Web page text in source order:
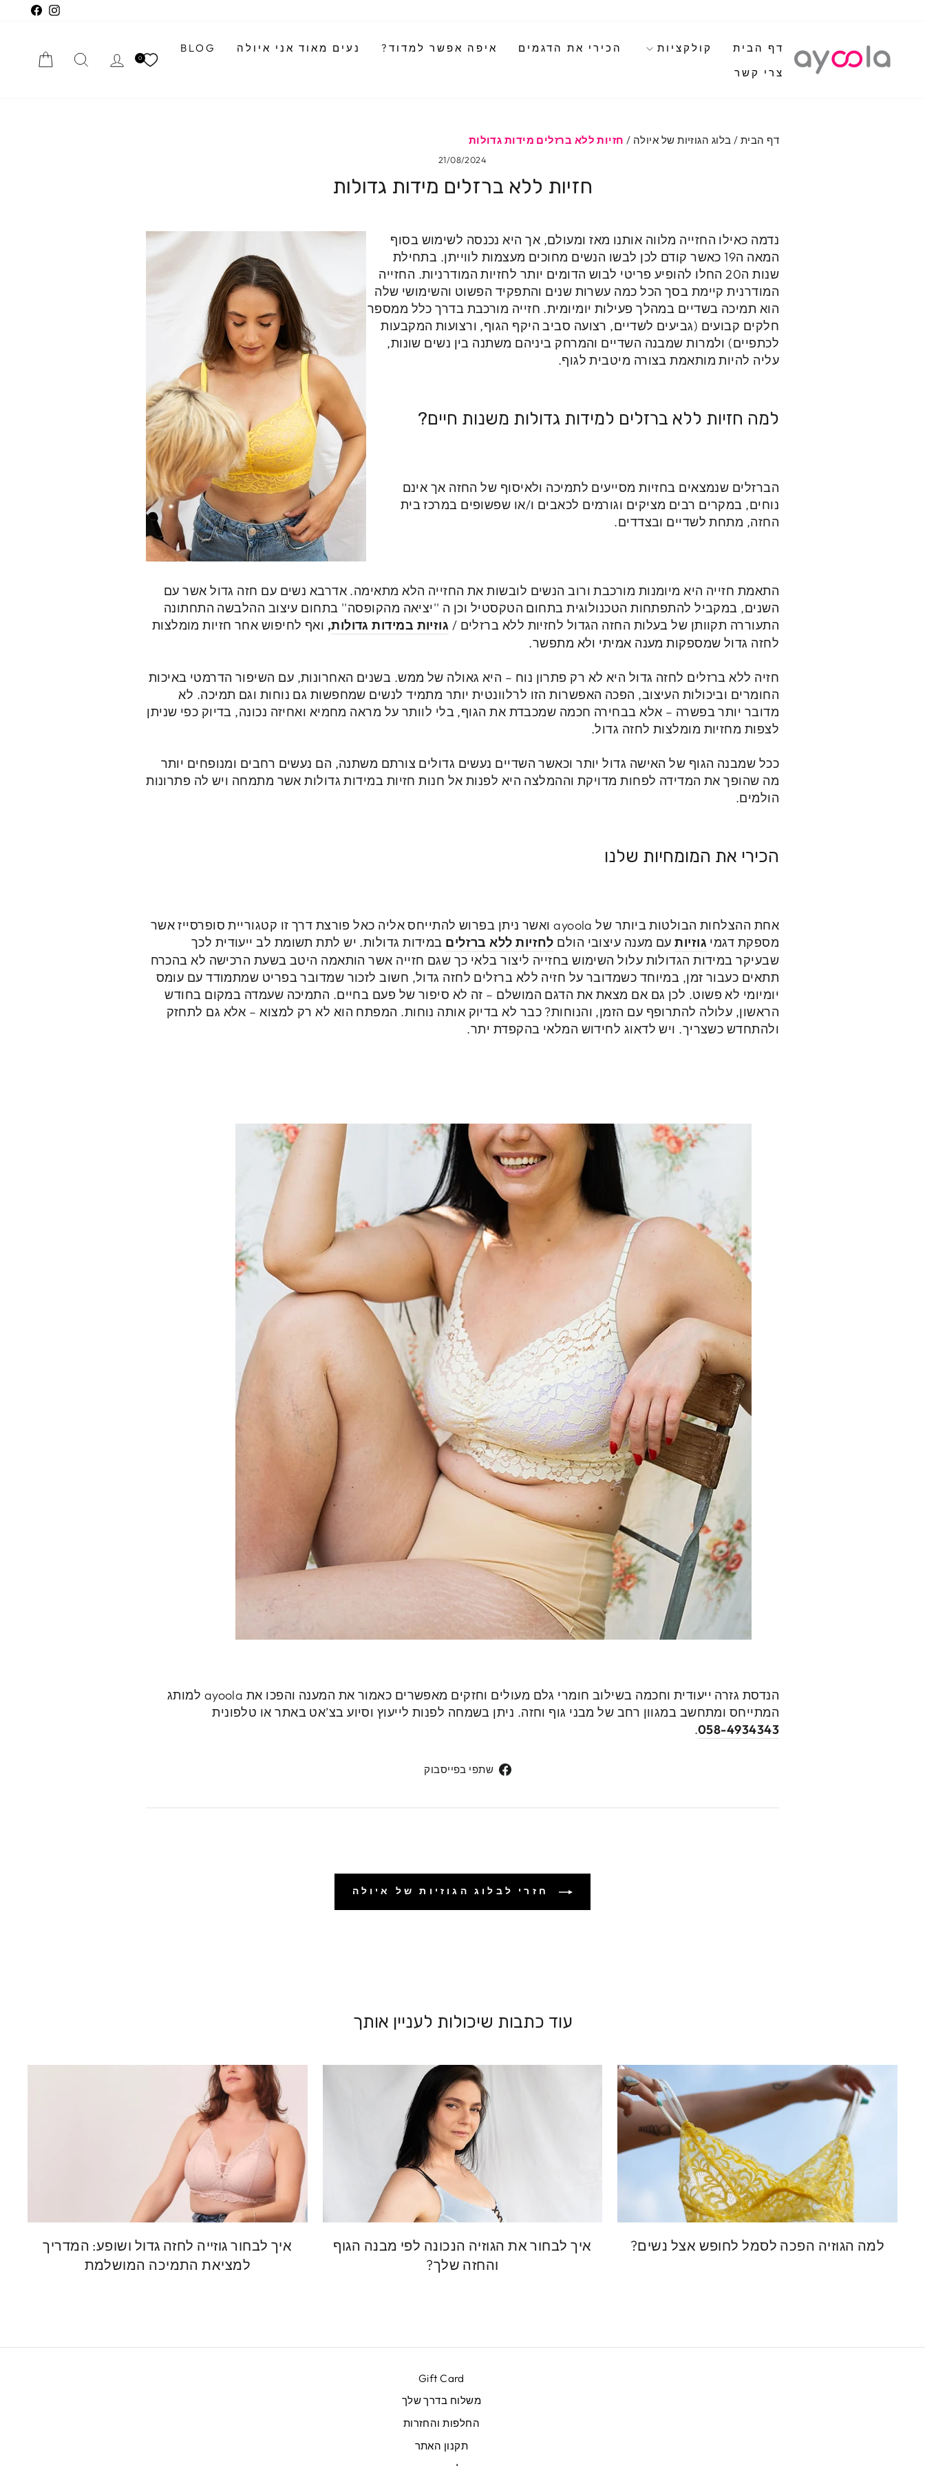
Instagram
דף הבית קולקציות הכירי את הדגמים איפה אפשר למדוד? נעים מאוד אני איולה
BLOG
צרי קשר
0 התחבריחיפוש
דף הבית / בלוג הגוזיות של איולה / חזיות ללא ברזלים מידות גדולות
21/08/2024
חזיות ללא ברזלים מידות גדולות
נדמה כאילו החזייה מלווה אותנו מאז ומעולם, אך היא נכנסה לשימוש בסוף
המאה ה19 כאשר קודם לכן לבשו הנשים מחוכים מעצמות לווייתן. בתחילת
שנות ה20 החלו להופיע פריטי לבוש הדומים יותר לחזיות המודרניות. החזייה
המודרנית קיימת בסך הכל כמה עשרות שנים והתפקיד הפשוט והשימושי שלה
הוא תמיכה בשדיים במהלך פעילות יומיומית. חזייה מורכבת בדרך כלל ממספר
חלקים קבועים (גביעים לשדיים, רצועה סביב היקף הגוף, ורצועות המקבעות
לכתפיים) ולמרות שמבנה השדיים והמרחק ביניהם משתנה בין נשים שונות,
עליה להיות מותאמת בצורה מיטבית לגוף.
למה חזיות ללא ברזלים למידות גדולות משנות חיים?
הברזלים שנמצאים בחזיות מסייעים לתמיכה ולאיסוף של החזה אך אינם
נוחים, במקרים רבים מציקים וגורמים לכאבים ו/או שפשופים במרכז בית
החזה, מתחת לשדיים ובצדדים.
התאמת חזייה היא מיומנות מורכבת ורוב הנשים לובשות את החזייה הלא מתאימה. אדרבא נשים עם חזה גדול אשר עם
השנים, במקביל להתפתחות הטכנולוגית בתחום הטקסטיל וכן ה ''יציאה מהקופסה'' בתחום עיצוב ההלבשה התחתונה
התעוררה תקוותן של בעלות החזה הגדול לחזיות ללא ברזלים / גוזיות במידות גדולות, ואף לחיפוש אחר חזיות מומלצות
לחזה גדול שמספקות מענה אמיתי ולא מתפשר.
חזיה ללא ברזלים לחזה גדול היא לא רק פתרון נוח – היא גאולה של ממש. בשנים האחרונות, עם השיפור הדרמטי באיכות
החומרים וביכולות העיצוב, הפכה האפשרות הזו לרלוונטית יותר מתמיד לנשים שמחפשות גם נוחות וגם תמיכה. לא
מדובר יותר בפשרה – אלא בבחירה חכמה שמכבדת את הגוף, בלי לוותר על מראה מחמיא ואחיזה נכונה, בדיוק כפי שניתן
לצפות מחזיות מומלצות לחזה גדול.
ככל שמבנה הגוף של האישה גדול יותר וכאשר השדיים נעשים גדולים צורתם משתנה, הם נעשים רחבים ומנופחים יותר
מה שהופך את המדידה לפחות מדויקת וההמלצה היא לפנות אל חנות חזיות במידות גדולות אשר מתמחה ויש לה פתרונות
הולמים.
הכירי את המומחיות שלנו
אחת ההצלחות הבולטות ביותר של ayoola ואשר ניתן בפרוש להתייחס אליה כאל פורצת דרך זו קטגוריית סופרסייז אשר
מספקת דגמי גוזיותעם מענה עיצובי הולם לחזיות ללא ברזלים במידות גדולות. יש לתת תשומת לב ייעודית לכך
שבעיקר במידות הגדולות עלול השימוש בחזייה ליצור בלאי כך שגם חזייה אשר הותאמה היטב בשעת הרכישה לא בהכרח
תתאים כעבור זמן, במיוחד כשמדובר על חזיה ללא ברזלים לחזה גדול, חשוב לזכור שמדובר בפריט שמתמודד עם עומס
יומיומי לא פשוט. לכן גם אם מצאת את הדגם המושלם – זה לא סיפור של פעם בחיים. התמיכה שעמדה במקום בחודש
הראשון, עלולה להתרופף עם הזמן, והנוחות? כבר לא בדיוק אותה נוחות. המפתח הוא לא רק למצוא – אלא גם לתחזק
ולהתחדש כשצריך. ויש לדאוג לחידוש המלאי בהקפדת יתר.
הנדסת גזרה ייעודית וחכמה בשילוב חומרי גלם מעולים וחזקים מאפשרים כאמור את המענה והפכו את ayoola למותג
המתייחס ומתחשב במגוון רחב של מבני גוף וחזה. ניתן בשמחה לפנות לייעוץ וסיוע בצ’אט באתר או טלפונית
058-4934343
.
שתפי בפייסבוק
חזרי לבלוג הגוזיות של איולה
עוד כתבות שיכולות לעניין אותך
איך לבחור גוזייה לחזה גדול ושופע: המדריך
למציאת התמיכה המושלמת
איך לבחור את הגוזיה הנכונה לפי מבנה הגוף
והחזה שלך?
למה הגוזיה הפכה לסמל לחופש אצל נשים?
Gift Card
משלוח בדרך שלך
החלפות והחזרות
תקנון האתר